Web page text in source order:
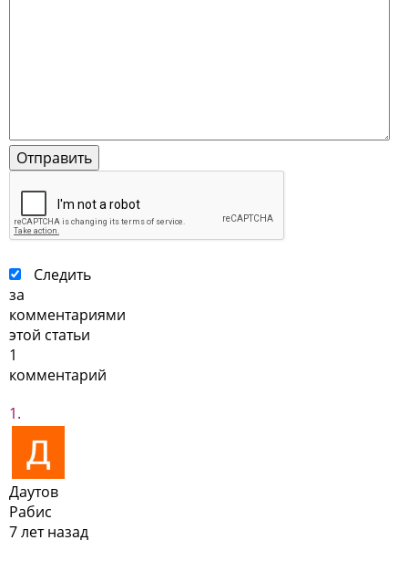
Следить
за
комментариями
этой статьи
1
комментарий
Даутов
Рабис
7 лет назад